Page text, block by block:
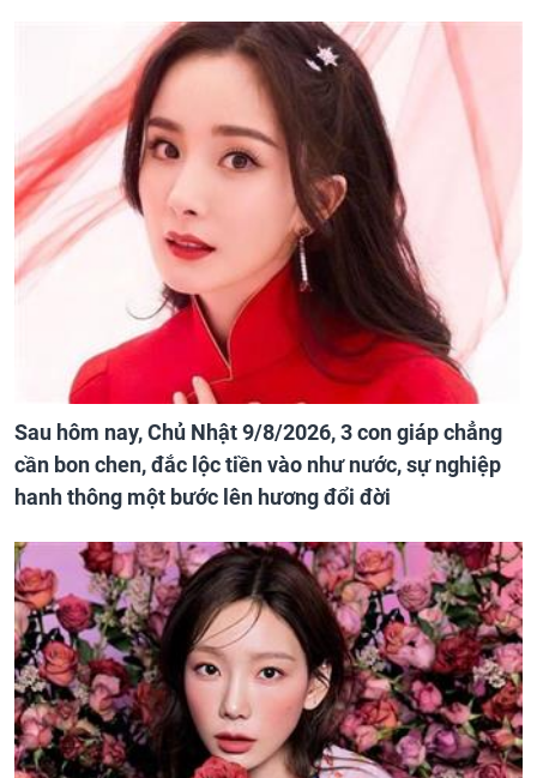
Sau hôm nay, Chủ Nhật 9/8/2026, 3 con giáp chẳng
cần bon chen, đắc lộc tiền vào như nước, sự nghiệp
hanh thông một bước lên hương đổi đời